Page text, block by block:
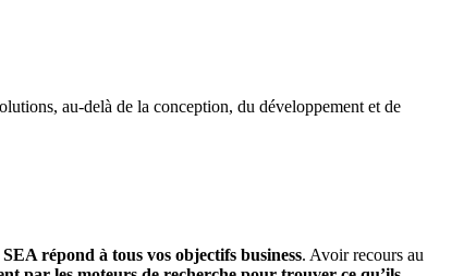
au-delà de la conception, du développement et de
répond à tous vos objectifs business. Avoir recours au